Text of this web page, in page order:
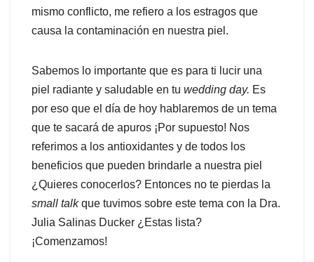
mismo conflicto, me refiero a los estragos que
causa la contaminación en nuestra piel.
Sabemos lo importante que es para ti lucir una
piel radiante y saludable en tu wedding day. Es
por eso que el día de hoy hablaremos de un tema
que te sacará de apuros ¡Por supuesto! Nos
referimos a los antioxidantes y de todos los
beneficios que pueden brindarle a nuestra piel
¿Quieres conocerlos? Entonces no te pierdas la
small talkque tuvimos sobre este tema con la Dra.
Julia Salinas Ducker ¿ Estas lista?
¡Comenzamos!